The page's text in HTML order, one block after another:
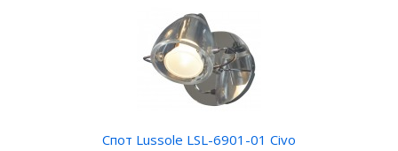
Спот Lussole LSL-6901-01 Civo